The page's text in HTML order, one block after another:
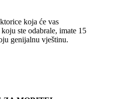
koja će vas
ste odabrale, imate 15
genijalnu vještinu.